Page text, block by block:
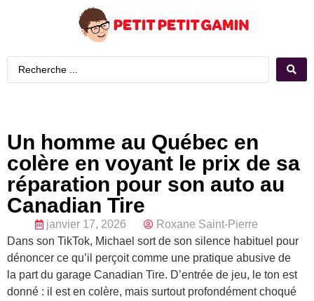
Un homme au Québec en
colère en voyant le prix de sa
réparation pour son auto au
Canadian Tire
janvier 17, 2026
Roxane Saint-Pierre
Dans son TikTok, Michael sort de son silence habituel pour
dénoncer ce qu’il perçoit comme une pratique abusive de
la part du garage Canadian Tire. D’entrée de jeu, le ton est
donné : il est en colère, mais surtout profondément choqué